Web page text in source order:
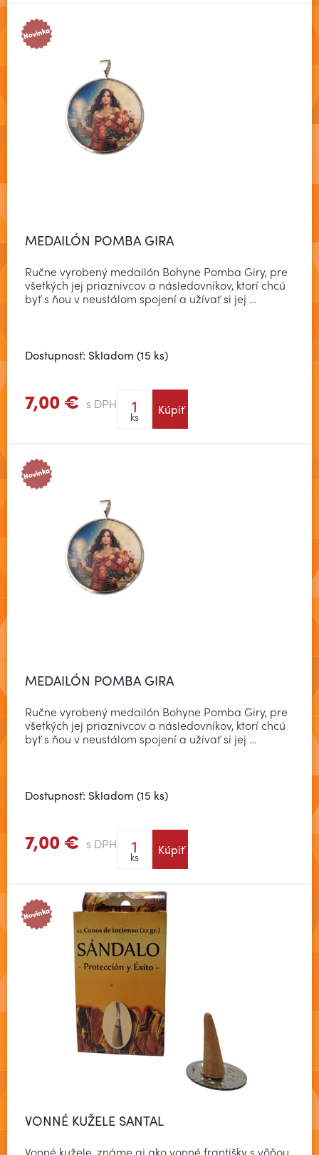
MEDAILÓN POMBA GIRA
Ručne vyrobený medailón Bohyne Pomba Giry, pre
všetkých jej priaznivcov a následovníkov, ktorí chcú
byť s ňou v neustálom spojení a užívať si jej …
Dostupnosť: Skladom (15 ks)
7,00 € s DPH
ks Kúpiť
Zobraziť viac
MEDAILÓN POMBA GIRA
Ručne vyrobený medailón Bohyne Pomba Giry, pre
všetkých jej priaznivcov a následovníkov, ktorí chcú
byť s ňou v neustálom spojení a užívať si jej …
Dostupnosť: Skladom (15 ks)
7,00 € s DPH
ks Kúpiť
Zobraziť viac
VONNÉ KUŽELE SANTAL
Vonné kužele, známe aj ako vonné františky s vôňou